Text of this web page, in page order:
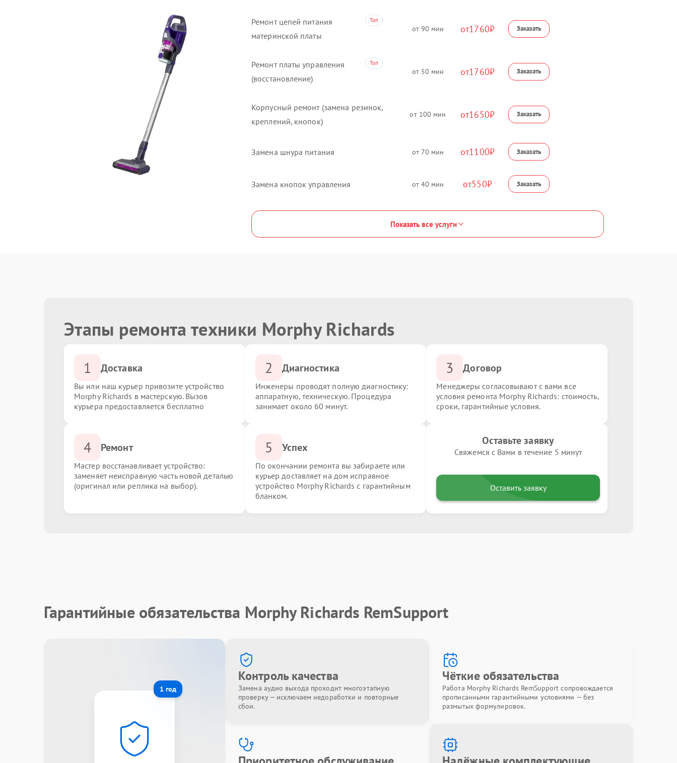
Ремонт цепей питания
материнской платы
90 1760
Ремонт платы управления
(восстановление)
50 1760
Корпусный ремонт (замена резинок,
креплений, кнопок)
100 1650
Замена шнура питания 70 1100
Замена кнопок управления 40 550
Показать все услуги
Этапы ремонта техники Morphy Richards
1 Доставка
Вы или наш курьер привозите устройство
Morphy Richards в мастерскую. Вызов
курьера предоставляется бесплатно
2 Диагностика
Инженеры проводят полную диагностику:
аппаратную, техническую. Процедура
занимает около 60 минут.
3 Договор
Менеджеры согласовывают с вами все
условия ремонта Morphy Richards: стоимость,
сроки, гарантийные условия.
4 Ремонт
Мастер восстанавливает устройство:
заменяет неисправную часть новой деталью
(оригинал или реплика на выбор).
5 Успех
По окончании ремонта вы забираете или
курьер доставляет на дом исправное
устройство Morphy Richards с гарантийным
бланком.
Оставьте заявку
Свяжемся с Вами в течение 5 минут
Оставить заявку
Гарантийные обязательства Morphy Richards RemSupport
1 год
Контроль качества
Замена аудио выхода проходит многоэтапную
проверку — исключаем недоработки и повторные
сбои.
Чёткие обязательства
Работа Morphy Richards RemSupport сопровождается
прописанными гарантийными условиями — без
размытых формулировок.